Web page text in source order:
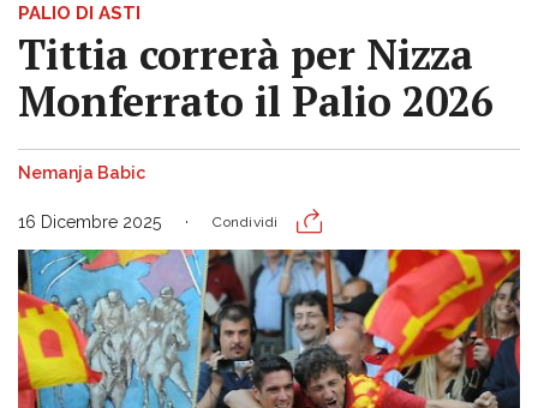
PALIO DI ASTI
Tittia correrà per Nizza
Monferrato il Palio 2026
Nemanja Babic
16 Dicembre 2025 Condividi